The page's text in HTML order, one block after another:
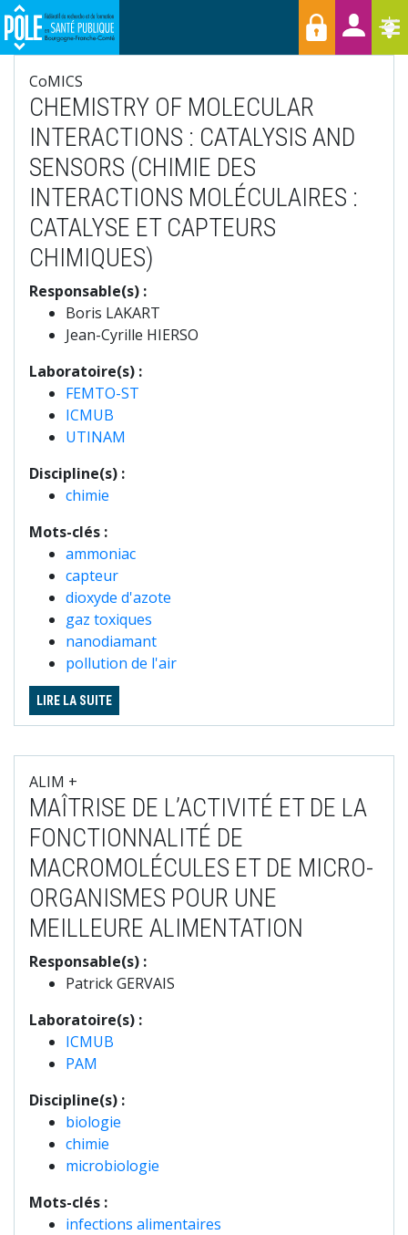
Aller
au
contenu
principal
T
Menu
Raccourcis
CoMICS
CHEMISTRY OF MOLECULAR
INTERACTIONS : CATALYSIS AND
SENSORS (CHIMIE DES
INTERACTIONS MOLÉCULAIRES :
CATALYSE ET CAPTEURS
CHIMIQUES)
Responsable(s) :
Boris LAKART
Jean-Cyrille HIERSO
Laboratoire(s) :
FEMTO-ST
ICMUB
UTINAM
Discipline(s) :
chimie
Mots-clés :
ammoniac
capteur
dioxyde d'azote
gaz toxiques
nanodiamant
pollution de l'air
LIRE LA SUITE
ALIM +
MAÎTRISE DE L’ACTIVITÉ ET DE LA
FONCTIONNALITÉ DE
MACROMOLÉCULES ET DE MICRO-
ORGANISMES POUR UNE
MEILLEURE ALIMENTATION
Responsable(s) :
Patrick GERVAIS
Laboratoire(s) :
ICMUB
PAM
Discipline(s) :
biologie
chimie
microbiologie
Mots-clés :
infections alimentaires